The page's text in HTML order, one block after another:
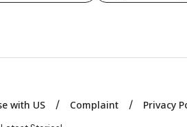
with US Complaint Privacy